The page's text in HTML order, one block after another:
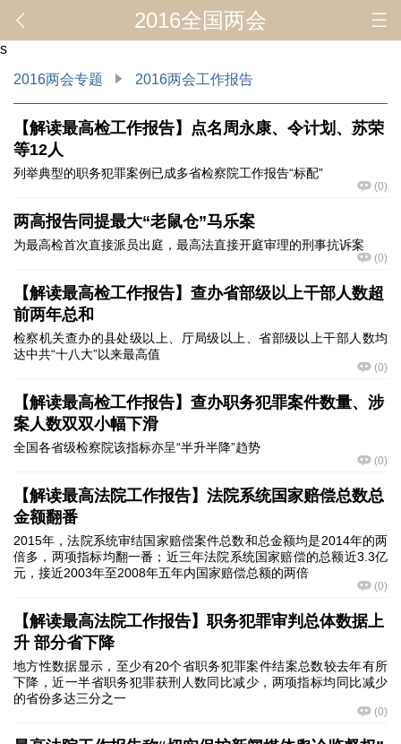
2016全国两会
s
2016两会专题
2016两会工作报告
【解读最高检工作报告】点名周永康、令计划、苏荣
等12人
列举典型的职务犯罪案例已成多省检察院工作报告“标配”
(0)
两高报告同提最大“老鼠仓”马乐案
为最高检首次直接派员出庭，最高法直接开庭审理的刑事抗诉案
(0)
【解读最高检工作报告】查办省部级以上干部人数超
前两年总和
检察机关查办的县处级以上、厅局级以上、省部级以上干部人数均
达中共“十八大”以来最高值
(0)
【解读最高检工作报告】查办职务犯罪案件数量、涉
案人数双双小幅下滑
全国各省级检察院该指标亦呈“半升半降”趋势
(0)
【解读最高法院工作报告】法院系统国家赔偿总数总
金额翻番
2015年，法院系统审结国家赔偿案件总数和总金额均是2014年的两
倍多，两项指标均翻一番；近三年法院系统国家赔偿的总额近3.3亿
元，接近2003年至2008年五年内国家赔偿总额的两倍
(0)
【解读最高法院工作报告】职务犯罪审判总体数据上
升 部分省下降
地方性数据显示，至少有20个省职务犯罪案件结案总数较去年有所
下降，近一半省职务犯罪获刑人数同比减少，两项指标均同比减少
的省份多达三分之一
(0)